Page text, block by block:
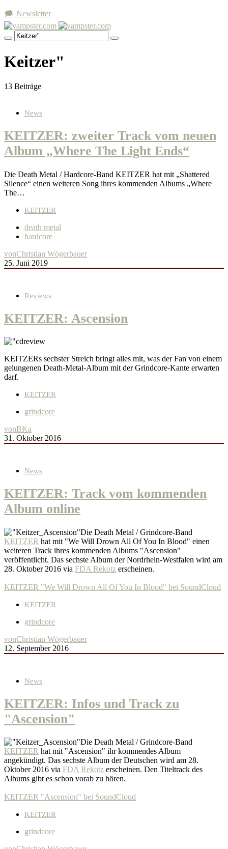
🗯 Newsletter
Keitzer"
13 Beiträge
News
KEITZER: zweiter Track vom neuen
Album „Where The Light Ends“
Die Death Metal / Hardcore-Band KEITZER hat mit „Shattered
Silence“ einen weiteren Song ihres kommenden Albums „Where
The…
KEITZER
death metal
hardcore
vonChristian Wögerbauer
25. Juni 2019
Reviews
KEITZER: Ascension
KEITZERs sechster Streich bringt alles mit, was der Fan von einem
gelungenen Death-Metal-Album mit der Grindcore-Kante erwarten
darf.
KEITZER
grindcore
vonBKa
31. Oktober 2016
News
KEITZER: Track vom kommenden
Album online
Die Death Metal / Grindcore-Band
KEITZER hat mit "We Will Drown All Of You In Blood" einen
weiteren Track ihres kommenden Albums "Ascension"
veröffentlicht. Das sechste Album der Nordrhein-Westfalen wird am
28. Oktober 2016 via FDA Rekotz erscheinen.
KEITZER "We Will Drown All Of You In Blood" bei SoundCloud
KEITZER
grindcore
vonChristian Wögerbauer
12. September 2016
News
KEITZER: Infos und Track zu
"Ascension"
Die Death Metal / Grindcore-Band
KEITZER hat mit "Ascension" ihr kommendes Album
angekündigt. Das sechste Album der Deutschen wird am 28.
Oktober 2016 via FDA Rekotz erscheinen. Den Titeltrack des
Albums gibt es schon vorab zu hören.
KEITZER "Ascension" bei SoundCloud
KEITZER
grindcore